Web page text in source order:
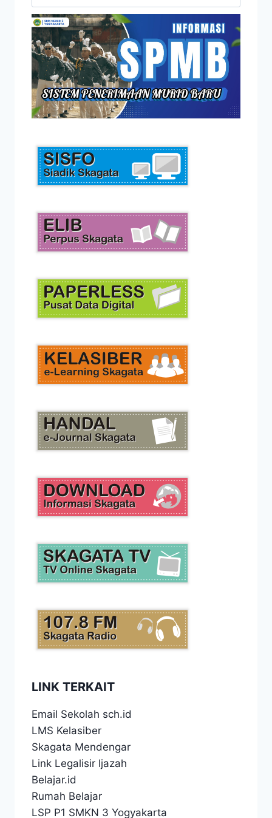
untuk:
LINK TERKAIT
Email Sekolah sch.id
LMS Kelasiber
Skagata Mendengar
Link Legalisir Ijazah
Belajar.id
Rumah Belajar
LSP P1 SMKN 3 Yogyakarta